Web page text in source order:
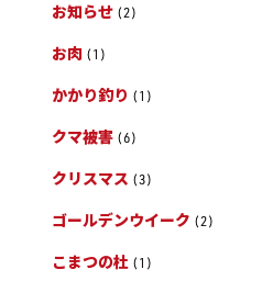
お知らせ (2)
お肉 (1)
かかり釣り (1)
クマ被害 (6)
クリスマス (3)
ゴールデンウイーク (2)
こまつの杜 (1)